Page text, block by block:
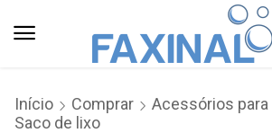
Início Comprar
Acessórios
Saco de lixo